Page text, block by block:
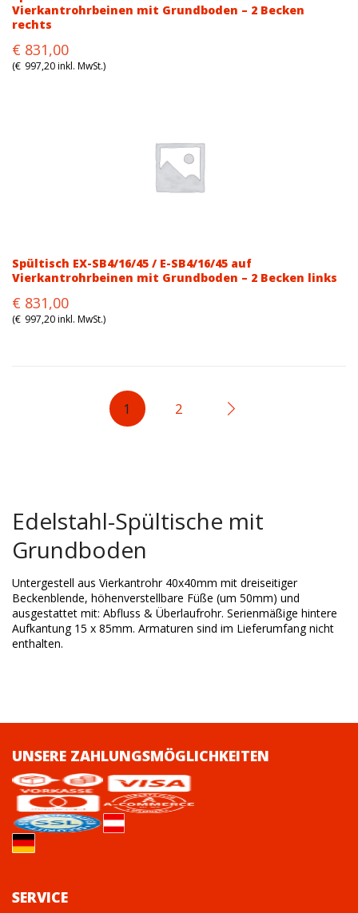
Vierkantrohrbeinen mit Grundboden – 2 Becken
rechts
Original
price
€ 831,00
price
(€ 997,20inkl. MwSt.)
Spültisch EX-SB4/16/45 / E-SB4/16/45 auf
Vierkantrohrbeinen mit Grundboden – 2 Becken links
Original
price
€ 831,00
price
(€ 997,20inkl. MwSt.)
1 2
Edelstahl-Spültische mit
Grundboden
Untergestell aus Vierkantrohr 40x40mm mit dreiseitiger
Beckenblende, höhenverstellbare Füße (um 50mm) und
ausgestattet mit: Abfluss & Überlaufrohr. Serienmäßige hintere
Aufkantung 15 x 85mm. Armaturen sind im Lieferumfang nicht
enthalten.
UNSERE ZAHLUNGSMÖGLICHKEITEN
SERVICE